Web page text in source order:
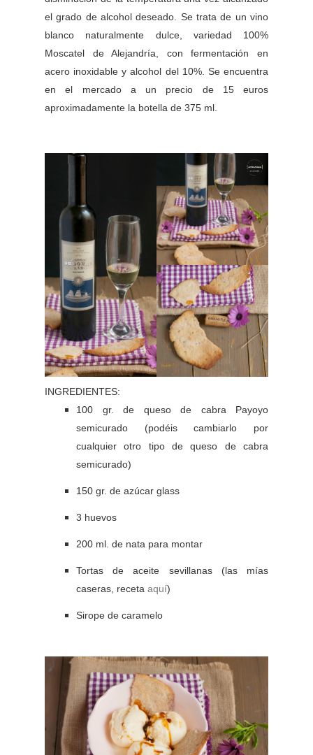
el grado de alcohol deseado. Se trata de un vino
blanco naturalmente dulce, variedad 100%
Moscatel de Alejandría, con fermentación en
acero inoxidable y alcohol del 10%. Se encuentra
en el mercado a un precio de 15 euros
aproximadamente la botella de 375 ml.
INGREDIENTES:
100 gr. de queso de cabra Payoyo
semicurado (podéis cambiarlo por
cualquier otro tipo de queso de cabra
semicurado)
150 gr. de azúcar glass
3 huevos
200 ml. de nata para montar
Tortas de aceite sevillanas (las mías
caseras, receta aquí)
Sirope de caramelo